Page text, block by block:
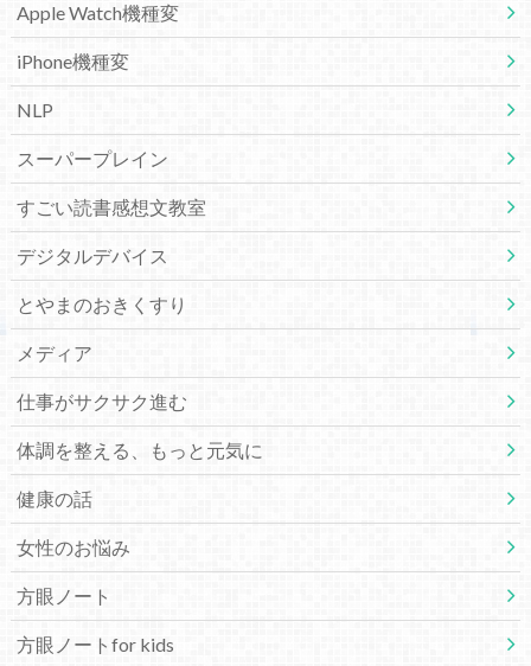
Apple Watch機種変
iPhone機種変
NLP
スーパープレイン
すごい読書感想文教室
デジタルデバイス
とやまのおきくすり
メディア
仕事がサクサク進む
体調を整える、もっと元気に
健康の話
女性のお悩み
方眼ノート
方眼ノートfor kids